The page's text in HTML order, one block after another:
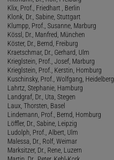
Klix, Prof., Friedhart , Berlin
Klonk, Dr., Sabine, Stuttgart
Klumpp, Prof., Susanne, Marburg
Kössl, Dr., Manfred, München
Köster, Dr., Bernd, Freiburg
Kraetschmar, Dr., Gerhard, Ulm
Krieglstein, Prof., Josef, Marburg
Krieglstein, Prof., Kerstin, Homburg
Kuschinsky, Prof., Wolfgang, Heidelberg
Lahrtz, Stephanie, Hamburg
Landgraf, Dr., Uta, Stegen
Laux, Thorsten, Basel
Lindemann, Prof., Bernd, Homburg
Löffler, Dr., Sabine, Leipzig
Ludolph, Prof., Albert, Ulm
Malessa, Dr., Rolf, Weimar
Marksitzer, Dr., Rene, Luzern